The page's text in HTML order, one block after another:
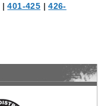
|401-425 |426-